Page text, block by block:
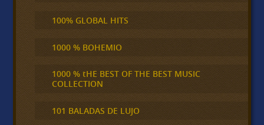
100% GLOBAL HITS
1000 % BOHEMIO
1000 % tHE BEST OF THE BEST MUSIC
COLLECTION
101 BALADAS DE LUJO